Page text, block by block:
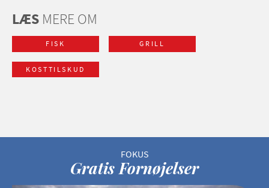
LÆS MERE OM
FISK GRILL
KOSTTILSKUD
Gratis Fornøjelser